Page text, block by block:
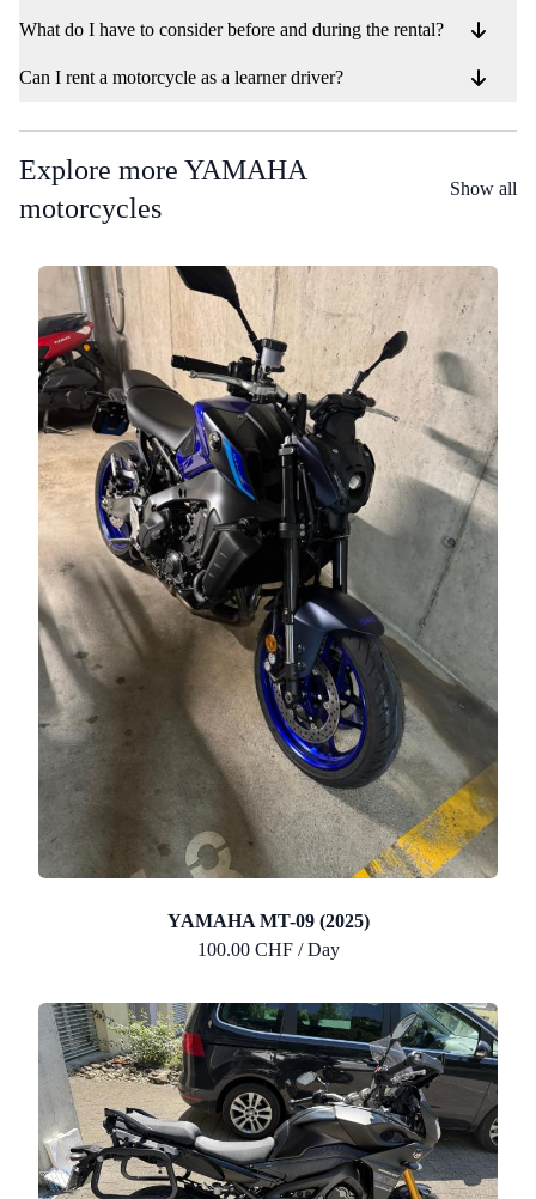
What do I have to consider before and during the rental?
Can I rent a motorcycle as a learner driver?
Explore more YAMAHA
motorcycles
Show all
YAMAHA MT-09 (2025)
100.00 CHF / Day